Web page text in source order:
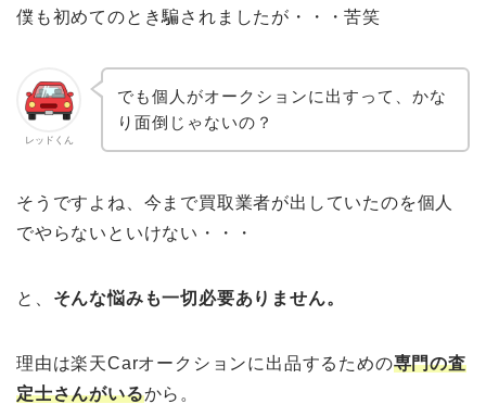
僕も初めてのとき騙されましたが・・・苦笑
レッドくん
でも個人がオークションに出すって、かな
り面倒じゃないの？
そうですよね、今まで買取業者が出していたのを個人
でやらないといけない・・・
と、 そんな悩みも一切必要ありません。
理由は楽天Carオークションに出品するための専門の査
定士さんがいるから。